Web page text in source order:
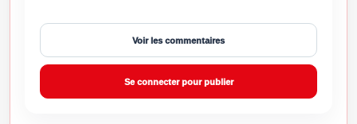
Voir les commentaires
Se connecter pour publier